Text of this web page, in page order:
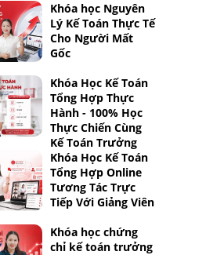
Khóa học Nguyên
Lý Kế Toán Thực Tế
Cho Người Mất
Gốc
Khóa Học Kế Toán
Tổng Hợp Thực
Hành - 100% Học
Thực Chiến Cùng
Kế Toán Trưởng
Khóa Học Kế Toán
Tổng Hợp Online
Tương Tác Trực
Tiếp Với Giảng Viên
Khóa học chứng
chỉ kế toán trưởng